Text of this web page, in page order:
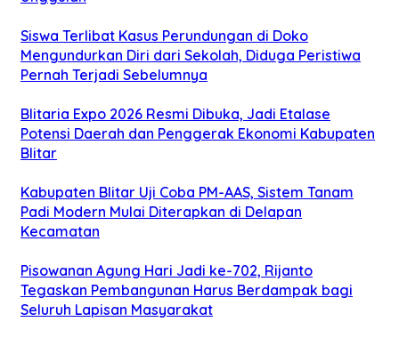
Siswa Terlibat Kasus Perundungan di Doko
Mengundurkan Diri dari Sekolah, Diduga Peristiwa
Pernah Terjadi Sebelumnya
Blitaria Expo 2026 Resmi Dibuka, Jadi Etalase
Potensi Daerah dan Penggerak Ekonomi Kabupaten
Blitar
Kabupaten Blitar Uji Coba PM-AAS, Sistem Tanam
Padi Modern Mulai Diterapkan di Delapan
Kecamatan
Pisowanan Agung Hari Jadi ke-702, Rijanto
Tegaskan Pembangunan Harus Berdampak bagi
Seluruh Lapisan Masyarakat